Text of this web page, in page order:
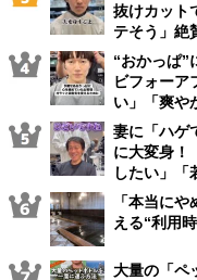
抜けカット
テそう」絶
“おかっぱ
ビフォーア
い」「爽や
妻に「ハゲ
に大変身！
したい」「
「本当に
える“利用
大量の「ペ